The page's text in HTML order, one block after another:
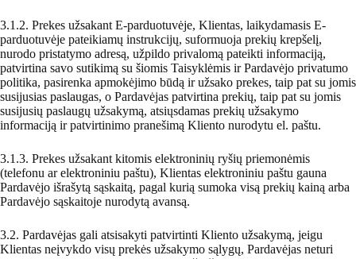
3.1.2. Prekes užsakant E-parduotuvėje, Klientas, laikydamasis E-
parduotuvėje pateikiamų instrukcijų, suformuoja prekių krepšelį,
nurodo pristatymo adresą, užpildo privalomą pateikti informaciją,
patvirtina savo sutikimą su šiomis Taisyklėmis ir Pardavėjo privatumo
politika, pasirenka apmokėjimo būdą ir užsako prekes, taip pat su jomis
susijusias paslaugas, o Pardavėjas patvirtina prekių, taip pat su jomis
susijusių paslaugų užsakymą, atsiųsdamas prekių užsakymo
informaciją ir patvirtinimo pranešimą Kliento nurodytu el. paštu.
3.1.3. Prekes užsakant kitomis elektroninių ryšių priemonėmis
(telefonu ar elektroniniu paštu), Klientas elektroniniu paštu gauna
Pardavėjo išrašytą sąskaitą, pagal kurią sumoka visą prekių kainą arba
Pardavėjo sąskaitoje nurodytą avansą.
3.2. Pardavėjas gali atsisakyti patvirtinti Kliento užsakymą, jeigu
Klientas neįvykdo visų prekės užsakymo sąlygų, Pardavėjas neturi